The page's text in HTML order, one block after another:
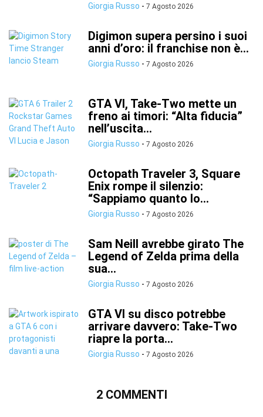
Giorgia Russo - 7 Agosto 2026
Digimon supera persino i suoi
anni d’oro: il franchise non è...
Giorgia Russo - 7 Agosto 2026
GTA VI, Take-Two mette un
freno ai timori: “Alta fiducia”
nell’uscita...
Giorgia Russo - 7 Agosto 2026
Octopath Traveler 3, Square
Enix rompe il silenzio:
“Sappiamo quanto lo...
Giorgia Russo - 7 Agosto 2026
Sam Neill avrebbe girato The
Legend of Zelda prima della
sua...
Giorgia Russo - 7 Agosto 2026
GTA VI su disco potrebbe
arrivare davvero: Take-Two
riapre la porta...
Giorgia Russo - 7 Agosto 2026
2 COMMENTI